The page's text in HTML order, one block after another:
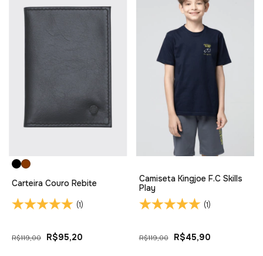
Carteira Couro Rebite
(1)
R$119,00 R$95,20
Camiseta Kingjoe F.C Skills
Play
(1)
R$119,00 R$45,90